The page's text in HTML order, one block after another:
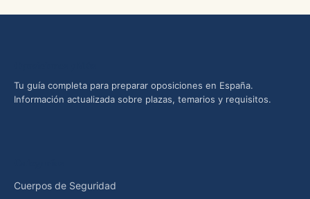
Tu guía completa para preparar oposiciones en España.
Información actualizada sobre plazas, temarios y requisitos.
Cuerpos de Seguridad